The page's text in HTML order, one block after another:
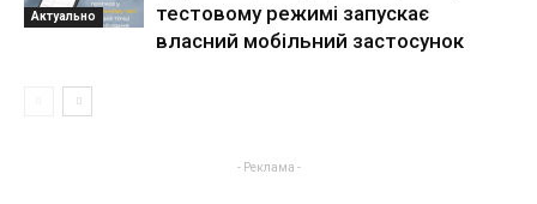
Актуально
тестовому режимі запускає
власний мобільний застосунок
- Реклама -